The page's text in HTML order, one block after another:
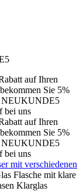
auf Ihren
Sie 5%
NEUKUNDE5
bei uns
auf Ihren
Sie 5%
NEUKUNDE5
bei uns
mit verschiedenen
Flasche mit klare
Klarglas